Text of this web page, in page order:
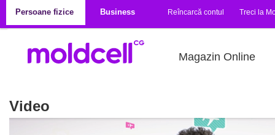
Persoane fizice
Business Reîncarcă contul Treci la
Magazin Online
Video